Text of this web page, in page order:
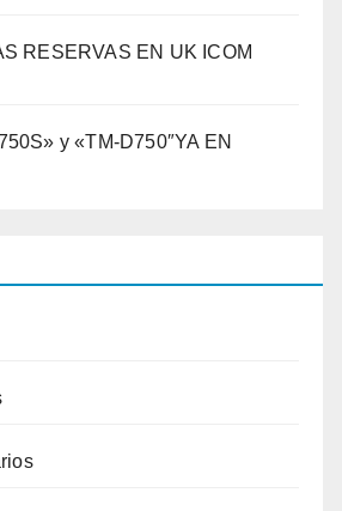
RESERVAS EN UK ICOM
y «TM-D750″YA EN